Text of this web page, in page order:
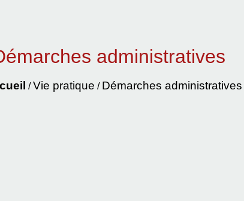
administratives
/Vie pratique / Démarches administratives